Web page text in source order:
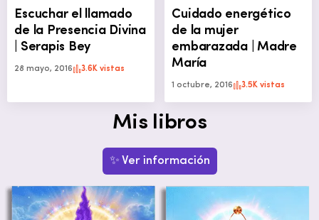
Escuchar el llamado
de la Presencia Divina
| Serapis Bey
28 mayo, 2016 3.6K vistas
Cuidado energético
de la mujer
embarazada | Madre
María
1 octubre, 2016 3.5K vistas
Mis libros
✨ Ver información